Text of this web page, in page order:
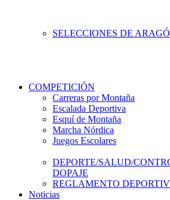
SELECCIONES DE
COMPETICIÓN
Carreras por Montaña
Escalada Deportiva
Esquí de Montaña
Marcha Nórdica
Juegos Escolares
DEPORTE/SALUD/
DOPAJE
REGLAMENTO
Noticias